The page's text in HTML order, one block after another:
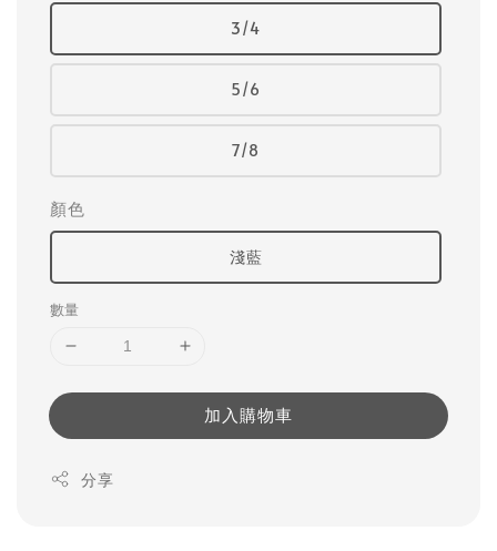
3/4
5/6
7/8
顏色
淺藍
數量
加入購物車
分享